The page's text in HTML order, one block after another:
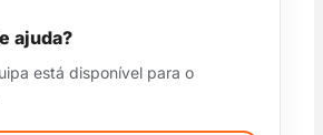
ajuda?
está disponível para o